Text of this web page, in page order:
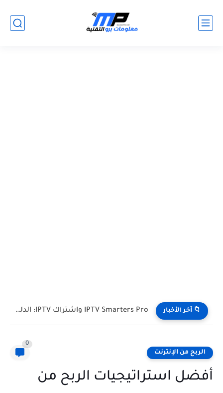
📁 آخر الأخبار IPTV Smarters Pro واشتراك IPTV: الدليل الشامل لفصل المشغل عن...
الربح من الإنترنت
0
أفضل استراتيجيات الربح من